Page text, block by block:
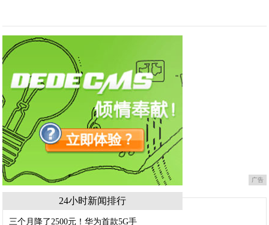
广告
24小时新闻排行
三个月降了2500元！华为首款5G手